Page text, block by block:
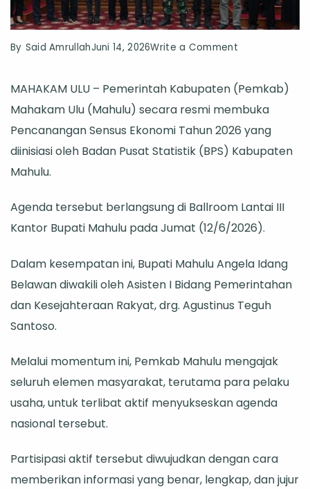
By Said AmrullahJuni 14, 2026Write a Commenton
Mahulu
dan
BPS
Resmi
Ekonomi
2026
MAHAKAM ULU – Pemerintah Kabupaten (Pemkab)
Mahakam Ulu (Mahulu) secara resmi membuka
Pencanangan Sensus Ekonomi Tahun 2026 yang
diinisiasi oleh Badan Pusat Statistik (BPS) Kabupaten
Mahulu.
Agenda tersebut berlangsung di Ballroom Lantai III
Kantor Bupati Mahulu pada Jumat (12/6/2026).
Dalam kesempatan ini, Bupati Mahulu Angela Idang
Belawan diwakili oleh Asisten I Bidang Pemerintahan
dan Kesejahteraan Rakyat, drg. Agustinus Teguh
Santoso.
Melalui momentum ini, Pemkab Mahulu mengajak
seluruh elemen masyarakat, terutama para pelaku
usaha, untuk terlibat aktif menyukseskan agenda
nasional tersebut.
Partisipasi aktif tersebut diwujudkan dengan cara
memberikan informasi yang benar, lengkap, dan jujur